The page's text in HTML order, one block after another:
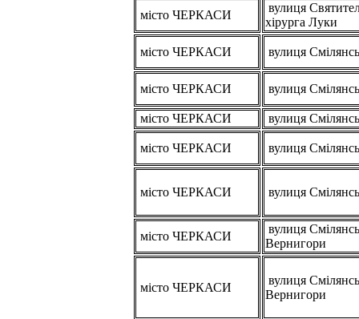
місто ЧЕРКАСИ
вулиця
хірурга Луки
місто ЧЕРКАСИ вулиця
місто ЧЕРКАСИ вулиця
місто ЧЕРКАСИ вулиця
місто ЧЕРКАСИ вулиця
місто ЧЕРКАСИ вулиця
місто ЧЕРКАСИ
вулиця
Вернигори
місто ЧЕРКАСИ
вулиця
Вернигори